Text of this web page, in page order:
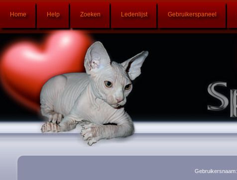
Home Help Zoeken Ledenlijst Gebruikerspaneel
Gebruikersnaam: